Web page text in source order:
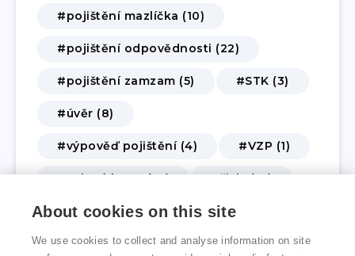
#pojištění mazlíčka (10)
#pojištění odpovědnosti (22)
#pojištění zamzam (5) #STK (3)
#úvěr (8)
#výpověď pojištění (4) #VZP (1)
#zelená karta (10) #živly (14)
#životní a úrazové pojištění (62)
#změna pojištění (3)
About cookies on this site
We use cookies to collect and analyse information on site